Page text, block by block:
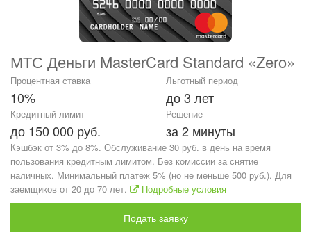
МТС Деньги MasterCard Standard «Zero»
Процентная ставка
10%
Льготный период
до 3 лет
Кредитный лимит
до 150 000 руб.
Решение
за 2 минуты
Кэшбэк от 3% до 8%. Обслуживание 30 руб. в день на время
пользования кредитным лимитом. Без комиссии за снятие
наличных. Минимальный платеж 5% (но не меньше 500 руб.). Для
заемщиков от 20 до 70 лет.
Подробные условия
Подать заявку